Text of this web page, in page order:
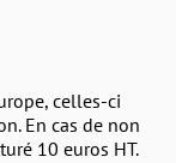
celles-ci
En cas de non
10 euros HT.